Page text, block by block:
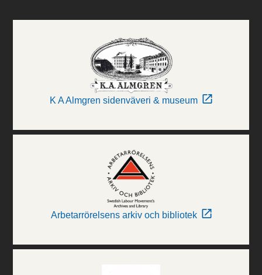
K A Almgren sidenväveri & museum
Arbetarrörelsens arkiv och bibliotek